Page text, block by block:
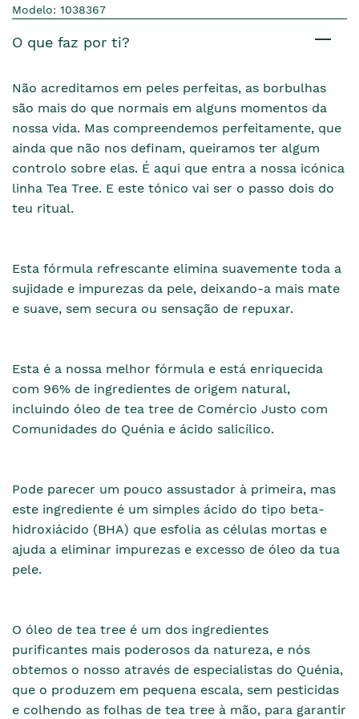
Modelo: 1038367
O que faz por ti?
Não acreditamos em peles perfeitas, as borbulhas
são mais do que normais em alguns momentos da
nossa vida. Mas compreendemos perfeitamente, que
ainda que não nos definam, queiramos ter algum
controlo sobre elas. É aqui que entra a nossa icónica
linha Tea Tree. E este tónico vai ser o passo dois do
teu ritual.
Esta fórmula refrescante elimina suavemente toda a
sujidade e impurezas da pele, deixando-a mais mate
e suave, sem secura ou sensação de repuxar.
Esta é a nossa melhor fórmula e está enriquecida
com 96% de ingredientes de origem natural,
incluindo óleo de tea tree de Comércio Justo com
Comunidades do Quénia e ácido salicílico.
Pode parecer um pouco assustador à primeira, mas
este ingrediente é um simples ácido do tipo beta-
hidroxiácido (BHA) que esfolia as células mortas e
ajuda a eliminar impurezas e excesso de óleo da tua
pele.
O óleo de tea tree é um dos ingredientes
purificantes mais poderosos da natureza, e nós
obtemos o nosso através de especialistas do Quénia,
que o produzem em pequena escala, sem pesticidas
e colhendo as folhas de tea tree à mão, para garantir